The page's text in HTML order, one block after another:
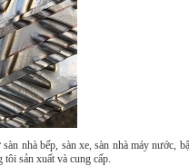
nhà bếp, sàn xe, sàn nhà máy nước,
sản xuất và cung cấp.